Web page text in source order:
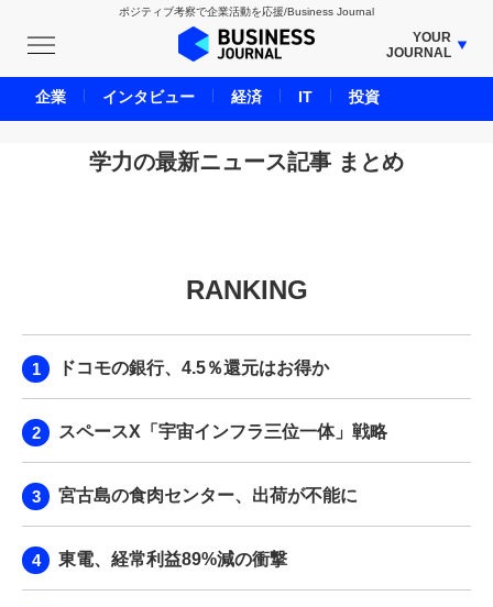
ポジティブ考察で企業活動を応援/Business Journal
YOUR
JOURNAL
BUSINESS JOURNAL
UNICORN JOURNAL
CARBON CREDITS JOURNAL
LIFE ENDING JOURNAL
BPaaS JOURNAL
学力の最新ニュース記事 まとめ
RANKING
ドコモの銀行、4.5％還元はお得か
スペースX「宇宙インフラ三位一体」戦略
宮古島の食肉センター、出荷が不能に
東電、経常利益89%減の衝撃
企業 インタビュー 経済 IT 投資